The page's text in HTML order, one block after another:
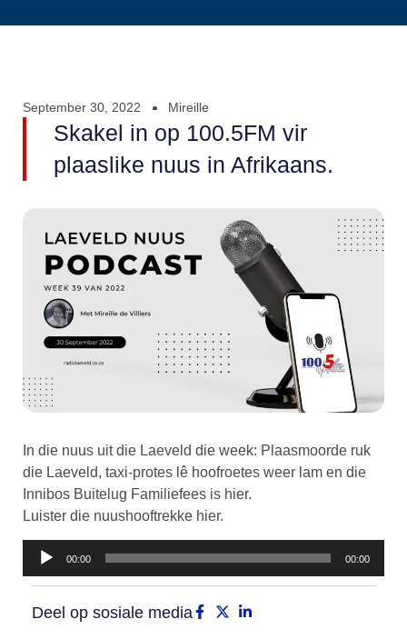
September 30, 2022 Mireille
Skakel in op 100.5FM vir
plaaslike nuus in Afrikaans.
In die nuus uit die Laeveld die week: Plaasmoorde ruk
die Laeveld, taxi-protes lê hoofroetes weer lam en die
Innibos Buitelug Familiefees is hier.
Luister die nuushooftrekke hier.
Klankspeler
00:00 00:00
Deel op sosiale media